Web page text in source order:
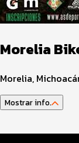
Morelia
Morelia,
Mostrar info.